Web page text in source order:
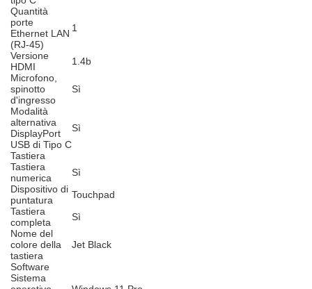
Quantità
porte
Ethernet LAN
(RJ-45)
1
Versione
HDMI
1.4b
Microfono,
spinotto
d'ingresso
Sì
Modalità
alternativa
DisplayPort
USB di Tipo C
Sì
Tastiera
Tastiera
numerica
Sì
Dispositivo di
puntatura
Touchpad
Tastiera
completa
Sì
Nome del
colore della
tastiera
Jet Black
Software
Sistema